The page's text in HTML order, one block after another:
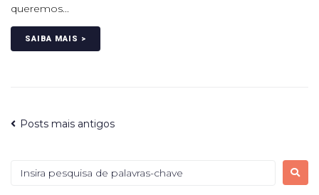
queremos...
SAIBA MAIS >
Posts mais antigos